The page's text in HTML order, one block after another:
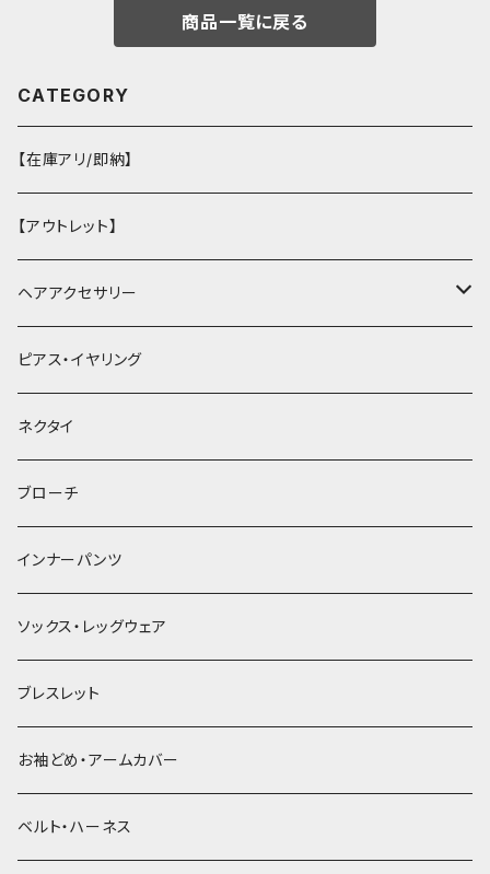
商品一覧に戻る
CATEGORY
【在庫アリ/即納】
【アウトレット】
ヘアアクセサリー
ヘアクリップ
ヘッドドレス・カチューシャ
ヘアゴム
簪
ピアス・イヤリング
ネクタイ
ブローチ
インナーパンツ
ソックス・レッグウェア
ブレスレット
お袖どめ・アームカバー
ベルト・ハーネス